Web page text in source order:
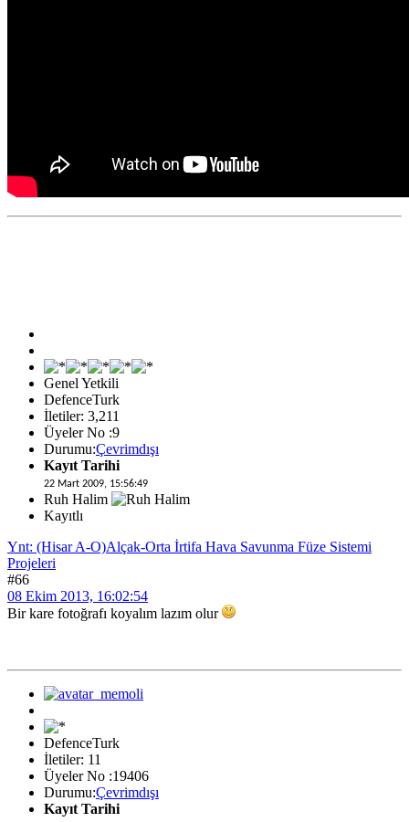
Genel Yetkili
DefenceTurk
İletiler: 3,211
Üyeler No :9
Durumu:Çevrimdışı
Kayıt Tarihi
22 Mart 2009, 15:56:49
Ruh Halim
Kayıtlı
Ynt: (Hisar A-O)Alçak-Orta İrtifa Hava Savunma Füze Sistemi
Projeleri
#66
08 Ekim 2013, 16:02:54
Bir kare fotoğrafı koyalım lazım olur
DefenceTurk
İletiler: 11
Üyeler No :19406
Durumu:Çevrimdışı
Kayıt Tarihi